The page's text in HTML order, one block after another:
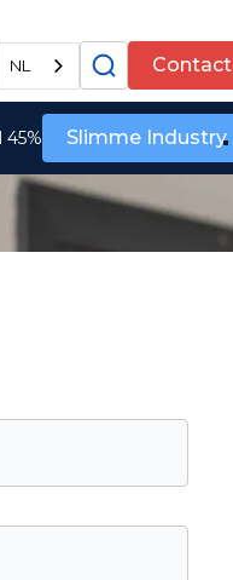
NL Contact
Slimme Industry